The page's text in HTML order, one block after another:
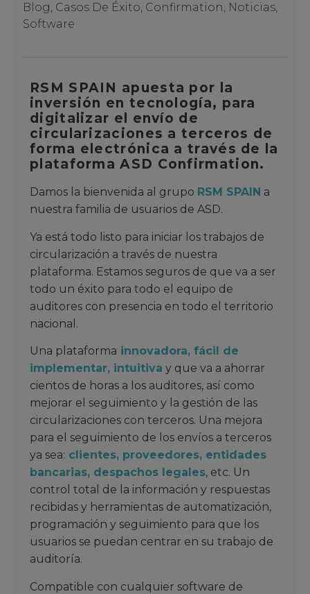
Blog, Casos De Éxito, Confirmation, Noticias,
Software
RSM SPAIN apuesta por la
inversión en tecnología, para
digitalizar el envío de
circularizaciones a terceros de
forma electrónica a través de la
plataforma ASD Confirmation.
Damos la bienvenida al grupo RSM SPAIN a
nuestra familia de usuarios de ASD.
Ya está todo listo para iniciar los trabajos de
circularización a través de nuestra
plataforma. Estamos seguros de que va a ser
todo un éxito para todo el equipo de
auditores con presencia en todo el territorio
nacional.
Una plataforma innovadora, fácil de
implementar, intuitiva y que va a ahorrar
cientos de horas a los auditores, así como
mejorar el seguimiento y la gestión de las
circularizaciones con terceros. Una mejora
para el seguimiento de los envíos a terceros
ya sea: clientes, proveedores, entidades
bancarias, despachos legales, etc. Un
control total de la información y respuestas
recibidas y herramientas de automatización,
programación y seguimiento para que los
usuarios se puedan centrar en su trabajo de
auditoría.
Compatible con cualquier software de